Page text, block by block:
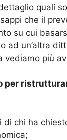
quali
che il
su cui
ad un’altra
vediamo più
per
di chi ha